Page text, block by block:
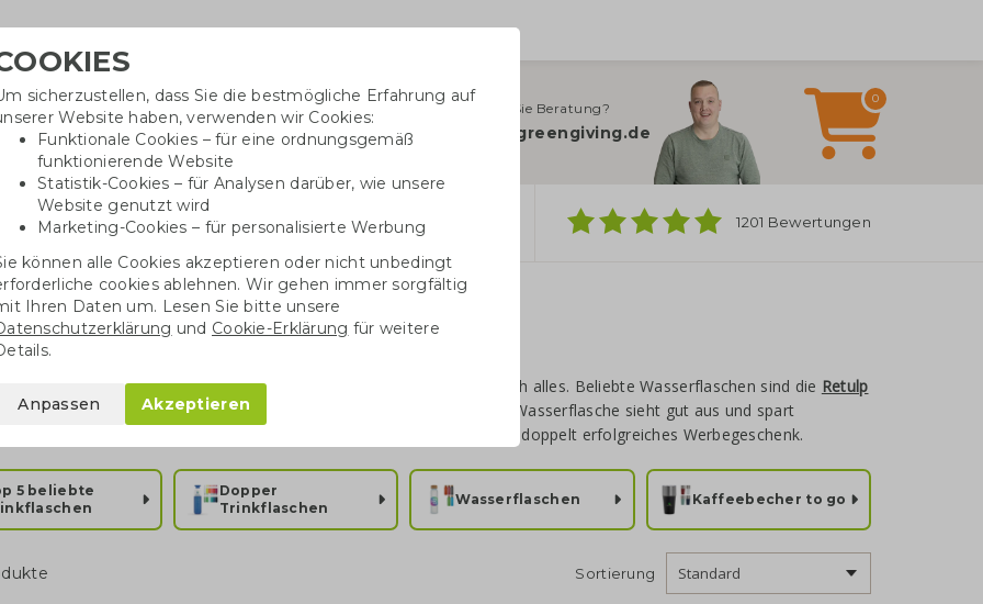
Benötigen Sie Beratung?
info@greengiving.de
0
Baumwolltaschen Trinkwaren Kugelschreiber 1201 Bewertungen
& Wasserflaschen bedrucken
Becher, Gläser und Kaffeetassen: Greengiving bedruckt wirklich alles. Beliebte Wasserflaschen sind die Retulp
,Dopper und unsereThermosflaschen
. Eine wiederverwendbare Wasserflasche sieht gut aus und spart
Plastikmüll. Unsere
sind daher immer ein doppelt erfolgreiches Werbegeschenk.
5 beliebte
Dopper
Trinkflaschen
Wasserflaschen Kaffeebecher to go
Sortierung
sicherzustellen, dass Sie die bestmögliche Erfahrung auf
Website haben, verwenden wir Cookies:
Funktionale Cookies – für eine ordnungsgemäß
funktionierende Website
Statistik-Cookies – für Analysen darüber, wie unsere
Website genutzt wird
Marketing-Cookies – für personalisierte Werbung
können alle Cookies akzeptieren oder nicht unbedingt
cookies ablehnen. Wir gehen immer sorgfältig
Ihren Daten um. Lesen Sie bitte unsere
und Cookie-Erklärung für weitere
Anpassen Akzeptieren